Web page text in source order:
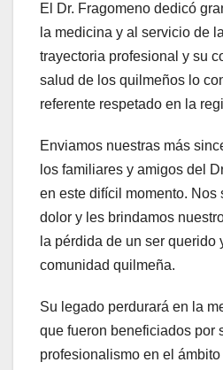
El Dr. Fragomeno dedicó
la medicina y al servicio de
trayectoria profesional y su
salud de los quilmeños lo
referente respetado en la
Enviamos nuestras más
los familiares y amigos del
en este difícil momento. Nos
dolor y les brindamos
la pérdida de un ser querido
comunidad quilmeña.
Su legado perdurará en la
que fueron beneficiados por
profesionalismo en el